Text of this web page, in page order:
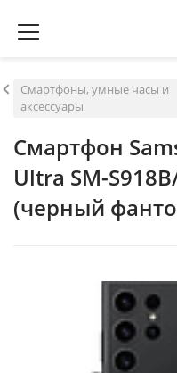
Смартфоны, умные часы и
аксессуары
Смартфон
Ultra SM-
(черный